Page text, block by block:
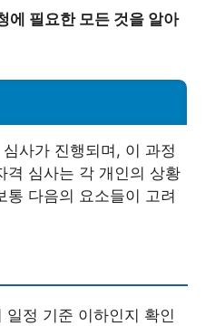
에 필요한 모든 것을 알아
사가 진행되며, 이 과정
격 심사는 각 개인의 상황
통 다음의 요소들이 고려
일정 기준 이하인지 확인